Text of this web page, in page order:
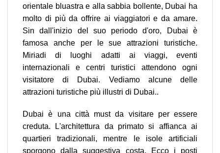
orientale bluastra e alla sabbia bollente, Dubai ha
molto di più da offrire ai viaggiatori e da amare.
Sin dall'inizio del suo periodo d'oro, Dubai è
famosa anche per le sue attrazioni turistiche.
Miriadi di luoghi adatti ai viaggi, eventi
internazionali e centri turistici attendono ogni
visitatore di Dubai. Vediamo alcune delle
attrazioni turistiche più illustri di Dubai..
Dubai è una città must da visitare per essere
creduta. L'architettura da primato si affianca ai
quartieri tradizionali, mentre le isole artificiali
sporgono dalla suggestiva costa. Ecco i posti